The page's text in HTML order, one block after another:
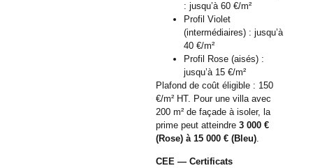
: jusqu’à 60 €/m²
Profil Violet
(intermédiaires) : jusqu’à
40 €/m²
Profil Rose (aisés) :
jusqu’à 15 €/m²
Plafond de coût éligible : 150
€/m² HT. Pour une villa avec
200 m² de façade à isoler, la
prime peut atteindre3 000 €
(Rose) à 15 000 € (Bleu).
CEE — Certificats